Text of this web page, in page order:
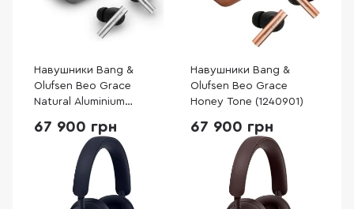
Навушники Bang &
Olufsen Beo Grace
Natural Aluminium
67 900 грн
Навушники Bang &
Olufsen Beo Grace
Honey Tone (1240901)
67 900 грн